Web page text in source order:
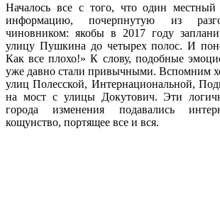
Началось все с того, что один местный
информацию, почерпнутую из
чиновником: якобы в 2017 году
улицу Пушкина до четырех полос. И
Как все плохо!» К слову, подобные
уже давно стали привычными. Вспомним
улиц Полесской, Интернациональной,
на мост с улицы Докутович. Эти
города изменения подавались
кощунство, портящее все и вся.